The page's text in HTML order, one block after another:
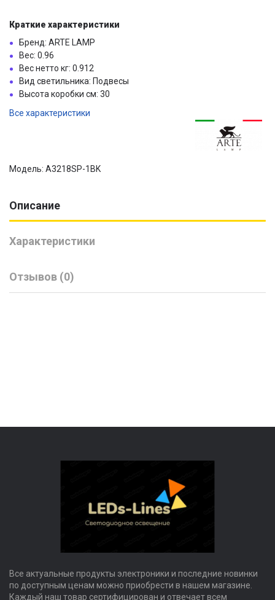
Краткие характеристики
Бренд: ARTE LAMP
Вес: 0.96
Вес нетто кг: 0.912
Вид светильника: Подвесы
Высота коробки см: 30
Все характеристики
Модель: A3218SP-1BK
Описание
Характеристики
Отзывов (0)
Все актуальные продукты электроники и последние новинки
по доступным ценам можно приобрести в нашем магазине.
Каждый наш товар сертифицирован и отвечает всем